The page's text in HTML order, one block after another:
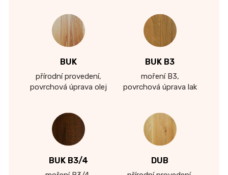
BUK
přírodní provedení,
povrchová úprava olej
BUK B3
moření B3,
povrchová úprava lak
BUK B3/4 DUB